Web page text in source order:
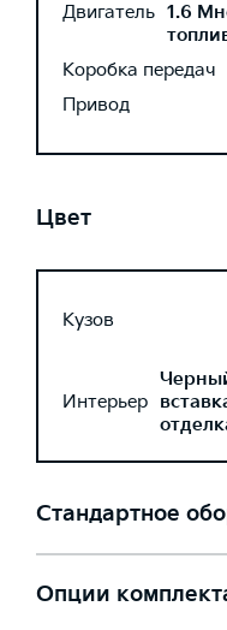
Двигатель 1.6
Коробка передач
Привод
Цвет
Кузов
Интерьер
Стандартное
Опции